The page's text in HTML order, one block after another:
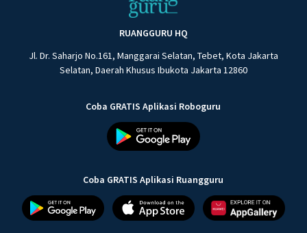
RUANGGURU HQ
Jl. Dr. Saharjo No.161, Manggarai Selatan, Tebet, Kota Jakarta
Selatan, Daerah Khusus Ibukota Jakarta 12860
Coba GRATIS Aplikasi Roboguru
Coba GRATIS Aplikasi Ruangguru